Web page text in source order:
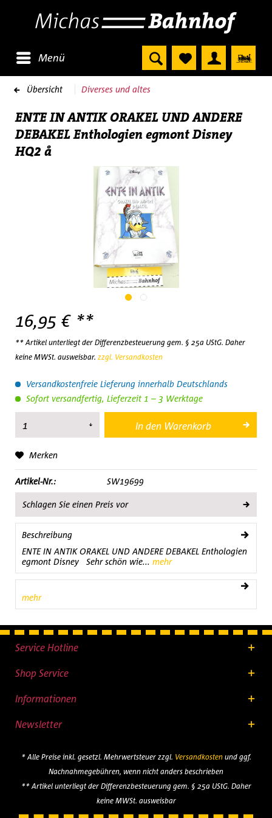
Menü
Übersicht Diverses und altes
ENTE IN ANTIK ORAKEL UND ANDERE
DEBAKEL Enthologien egmont Disney
HQ2 å
16,95 € **
** Artikel unterliegt der Differenzbesteuerung gem. § 25a UStG. Daher
keine MWSt. ausweisbar. zzgl. Versandkosten
Versandkostenfreie Lieferung innerhalb Deutschlands
Sofort versandfertig, Lieferzeit 1 – 3 Werktage
In den Warenkorb
Merken
Artikel-Nr.: SW19699
Schlagen Sie einen Preis vor
Beschreibung
ENTE IN ANTIK ORAKEL UND ANDERE DEBAKEL Enthologien
egmont Disney Sehr schön wie... mehr
mehr
Service Hotline
Shop Service
Informationen
Newsletter
* Alle Preise inkl. gesetzl. Mehrwertsteuer zzgl. Versandkostenund ggf.
Nachnahmegebühren, wenn nicht anders beschrieben
** Artikel unterliegt der Differenzbesteuerung gem. § 25a UStG. Daher
keine MWSt. ausweisbar